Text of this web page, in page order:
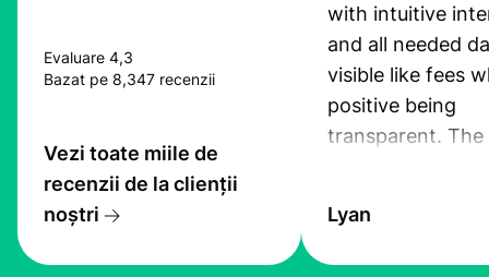
Evaluare 4,3
Bazat pe 8,347 recenzii
Vezi toate miile de
recenzii de la clienții
noștri
with intuitive
and all needed
visible like fees
positive being
transparent. The
the exchange
Lyan